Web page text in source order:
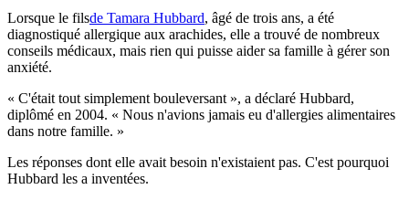
Lorsque le filsde Tamara Hubbard, âgé de trois ans, a été
diagnostiqué allergique aux arachides, elle a trouvé de nombreux
conseils médicaux, mais rien qui puisse aider sa famille à gérer son
anxiété.
« C'était tout simplement bouleversant », a déclaré Hubbard,
diplômé en 2004. « Nous n'avions jamais eu d'allergies alimentaires
dans notre famille. »
Les réponses dont elle avait besoin n'existaient pas. C'est pourquoi
Hubbard les a inventées.